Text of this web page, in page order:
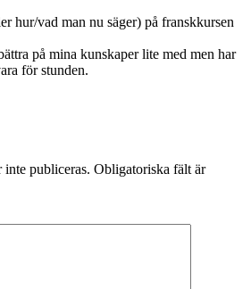
hur/vad man nu säger) på franskkursen
på mina kunskaper lite med men har
för stunden.
inte publiceras. Obligatoriska fält är